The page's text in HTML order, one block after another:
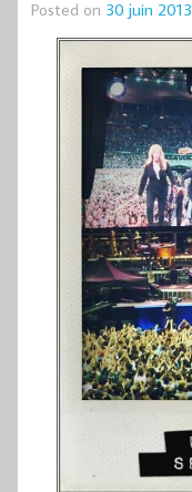
Posted on 30 juin 2013